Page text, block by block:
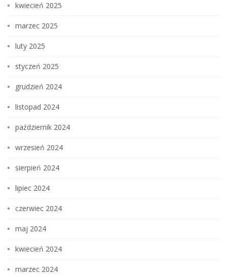
kwiecień 2025
marzec 2025
luty 2025
styczeń 2025
grudzień 2024
listopad 2024
październik 2024
wrzesień 2024
sierpień 2024
lipiec 2024
czerwiec 2024
maj 2024
kwiecień 2024
marzec 2024